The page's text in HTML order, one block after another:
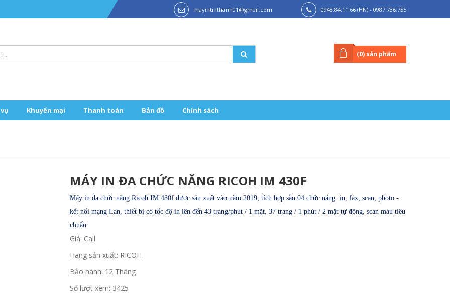
mayintinthanh01@gmail.com 0948.84.11.66 (HN) - 0987.736.755
(0) sản phẩm
Khuyến mại Thanh toán Bản đồ Chính sách
MÁY IN ĐA CHỨC NĂNG RICOH IM 430F
Máy in đa chức năng Ricoh IM 430f được sản xuất vào năm 2019, tích hợp sẵn 04 chức năng: in, fax, scan, photo -
kết nối mạng Lan, thiết bị có tốc độ in lên đến 43 trang/phút / 1 mặt, 37 trang / 1 phút / 2 mặt tự động, scan màu tiêu
chuẩn
Giá: Call
Hãng sản xuất: RICOH
Bảo hành: 12 Tháng
Số lượt xem: 3425